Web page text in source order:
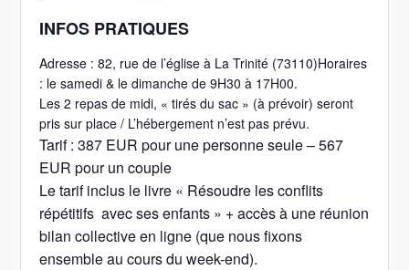
INFOS PRATIQUES
Adresse : 82, rue de l’église à La Trinité (73110)Horaires
: le samedi & le dimanche de 9H30 à 17H00.
Les 2 repas de midi, « tirés du sac » (à prévoir) seront
pris sur place / L’hébergement n’est pas prévu.
Tarif : 387 EUR pour une personne seule – 567
EUR pour un couple
Le tarif inclus le livre « Résoudre les conflits
répétitifs avec ses enfants » + accès à une réunion
bilan collective en ligne (que nous fixons
ensemble au cours du week-end).